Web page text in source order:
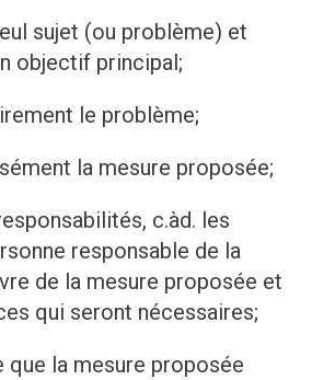
sujet (ou problème) et
objectif principal;
le problème;
la mesure proposée;
c.àd. les
responsable de la
de la mesure proposée et
qui seront nécessaires;
que la mesure proposée